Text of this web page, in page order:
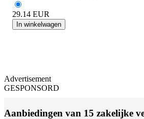
29.14 EUR
In winkelwagen
Advertisement
GESPONSORD
Aanbiedingen van 15 zakelijke